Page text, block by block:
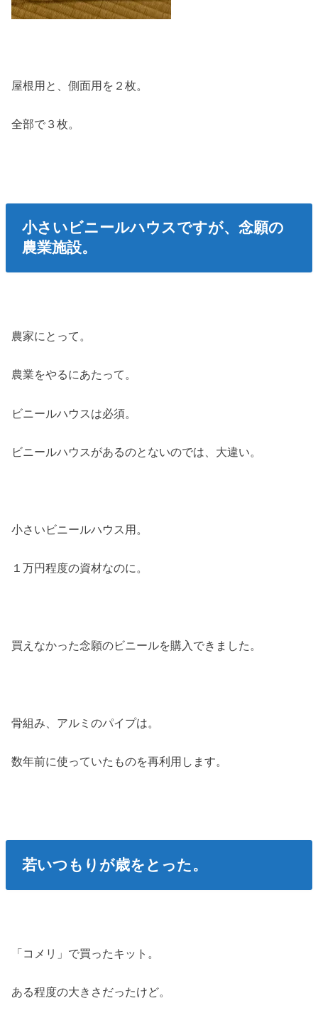
屋根用と、側面用を２枚。
全部で３枚。
小さいビニールハウスですが、念願の
農業施設。
農家にとって。
農業をやるにあたって。
ビニールハウスは必須。
ビニールハウスがあるのとないのでは、大違い。
小さいビニールハウス用。
１万円程度の資材なのに。
買えなかった念願のビニールを購入できました。
骨組み、アルミのパイプは。
数年前に使っていたものを再利用します。
若いつもりが歳をとった。
「コメリ」で買ったキット。
ある程度の大きさだったけど。